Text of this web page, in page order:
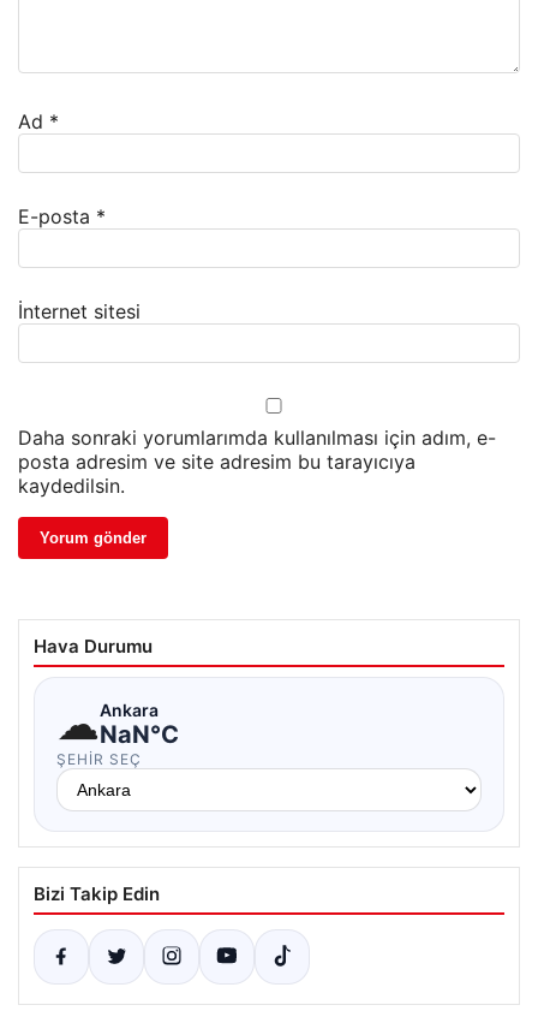
Ad *
E-posta *
İnternet sitesi
Daha sonraki yorumlarımda kullanılması için adım, e-
posta adresim ve site adresim bu tarayıcıya
kaydedilsin.
Hava Durumu
☁Ankara
NaN°C
ŞEHIR SEÇ
Bizi Takip Edin